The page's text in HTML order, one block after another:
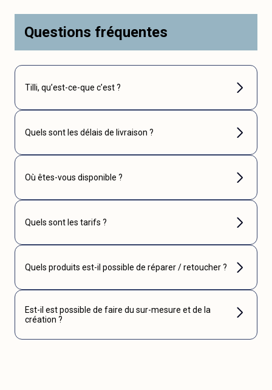
Questions fréquentes
Tilli, qu’est-ce-que c’est ?
Quels sont les délais de livraison ?
Où êtes-vous disponible ?
Quels sont les tarifs ?
Quels produits est-il possible de réparer / retoucher ?
Est-il est possible de faire du sur-mesure et de la
création ?